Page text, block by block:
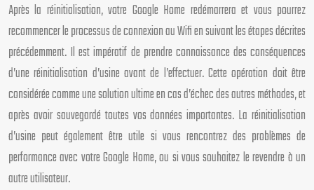
Après la réinitialisation, votre Google Home redémarrera et vous pourrez
recommencer le processus de connexion au Wifi en suivant les étapes décrites
précédemment. Il est impératif de prendre connaissance des conséquences
d’une réinitialisation d’usine avant de l’effectuer. Cette opération doit être
considérée comme une solution ultime en cas d’échec des autres méthodes, et
après avoir sauvegardé toutes vos données importantes. La réinitialisation
d’usine peut également être utile si vous rencontrez des problèmes de
performance avec votre Google Home, ou si vous souhaitez le revendre à un
autre utilisateur.